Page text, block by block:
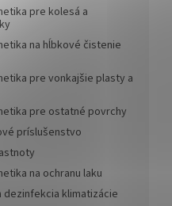
pre kolesá a
na hĺbkové čistenie
pre vonkajšie plasty a
pre ostatné povrchy
príslušenstvo
na ochranu laku
dezinfekcia klimatizácie